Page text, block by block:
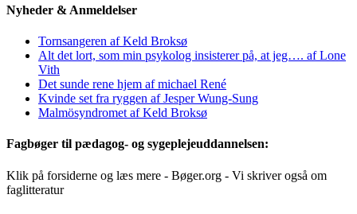
Nyheder & Anmeldelser
Tornsangeren af Keld Broksø
Alt det lort, som min psykolog insisterer på, at jeg…. af Lone
Vith
Det sunde rene hjem af michael René
Kvinde set fra ryggen af Jesper Wung-Sung
Malmösyndromet af Keld Broksø
Fagbøger til pædagog- og sygeplejeuddannelsen:
Klik på forsiderne og læs mere - Bøger.org - Vi skriver også om
faglitteratur